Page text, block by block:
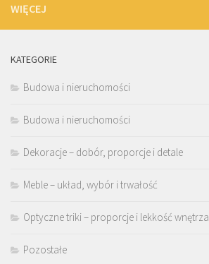
WIĘCEJ
KATEGORIE
Budowa i nieruchomości
Budowa i nieruchomości
Dekoracje – dobór, proporcje i detale
Meble – układ, wybór i trwałość
Optyczne triki – proporcje i lekkość wnętrza
Pozostałe